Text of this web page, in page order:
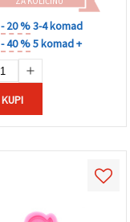
- 20 %3-4 komad
- 40 %5 komad +
KUPI